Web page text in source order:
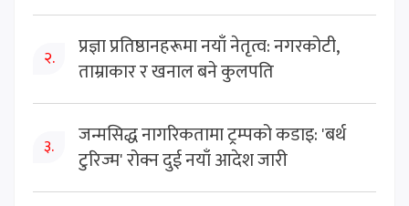
२.
प्रज्ञा प्रतिष्ठानहरूमा नयाँ नेतृत्व: नगरकोटी,
ताम्राकार र खनाल बने कुलपति
३.
जन्मसिद्ध नागरिकतामा ट्रम्पको कडाइ: 'बर्थ
टुरिज्म' रोक्न दुई नयाँ आदेश जारी